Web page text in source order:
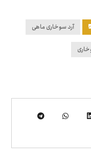
آرد سوخاری ماهی